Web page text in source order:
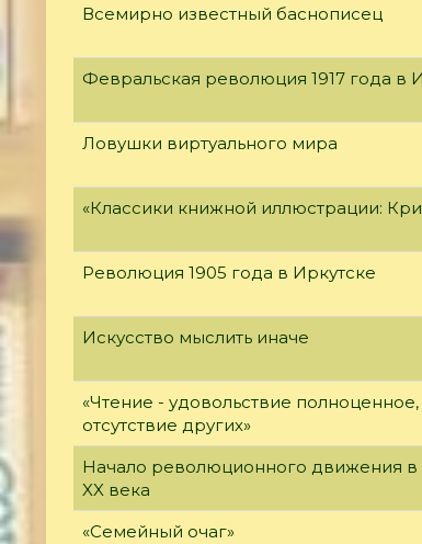
Всемирно известный баснописец
Февральская революция 1917 года в
Ловушки виртуального мира
«Классики книжной иллюстрации:
Революция 1905 года в Иркутске
Искусство мыслить иначе
«Чтение - удовольствие
отсутствие других»
Начало революционного движения в
XX века
«Семейный очаг»